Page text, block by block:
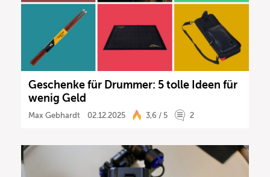
Geschenke für Drummer: 5 tolle Ideen für
wenig Geld
Max Gebhardt 02.12.2025 3,6 / 5 2